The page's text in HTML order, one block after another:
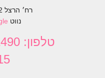
רח׳ הרצל 102, ראשון לציון
נווט
טלפון: